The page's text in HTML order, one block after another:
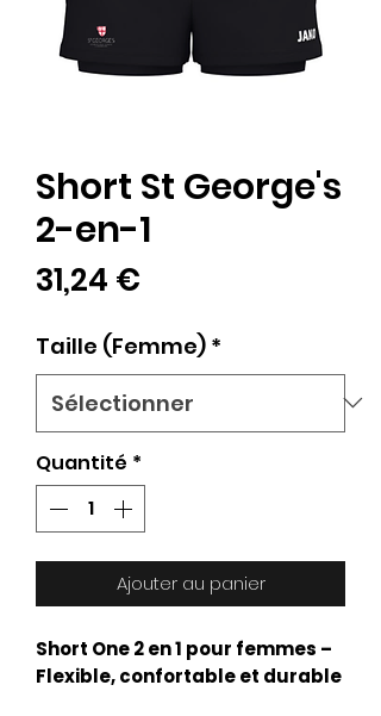
Short St George's
2-en-1
31,24 €
Taille (Femme) *
Quantité *
Ajouter au panier
Short One 2 en 1 pour femmes –
Flexible, confortable et durable